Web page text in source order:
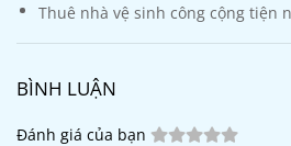
Thuê nhà vệ sinh công cộng tiện
BÌNH LUẬN
Đánh giá của bạn